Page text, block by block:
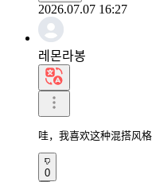
2026.07.07 16:27
레몬라봉
哇，我喜欢这种混搭风
0